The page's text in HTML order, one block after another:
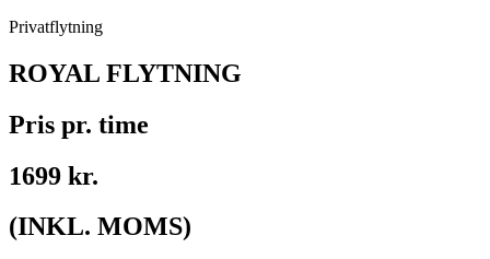
Privatflytning
ROYAL FLYTNING
Pris pr. time
1699 kr.
(INKL. MOMS)